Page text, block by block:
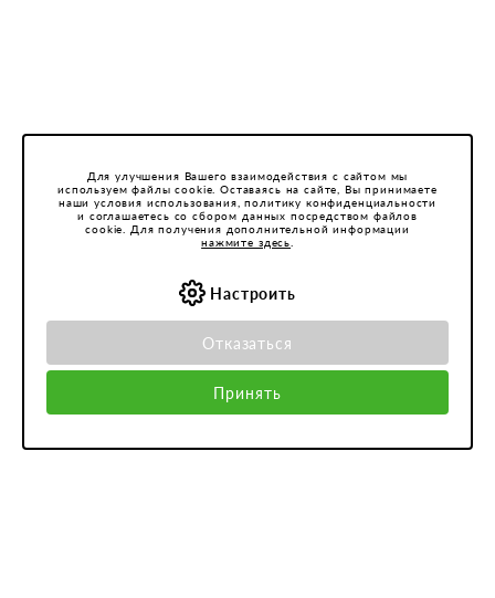
Для улучшения Вашего взаимодействия с сайтом мы
используем файлы cookie. Оставаясь на сайте, Вы принимаете
наши условия использования, политику конфиденциальности
и соглашаетесь со сбором данных посредством файлов
cookie. Для получения дополнительной информации
нажмите здесь
Настроить
Отказаться
Принять